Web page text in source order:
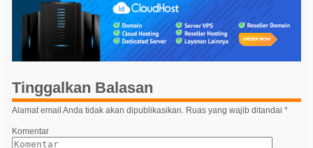
i
p
o
s
Tinggalkan Balasan
Alamat email Anda tidak akan dipublikasikan. Ruas yang wajib ditandai *
Komentar